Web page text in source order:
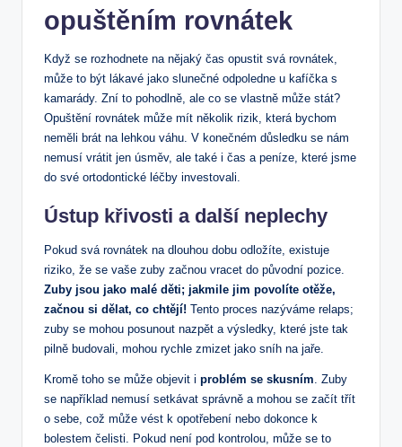
opuštěním rovnátek
Když se rozhodnete na nějaký čas opustit svá rovnátek,
může to být lákavé jako slunečné odpoledne u kafíčka s
kamarády. Zní to pohodlně, ale co se vlastně může stát?
Opuštění rovnátek může mít několik rizik, která bychom
neměli brát na lehkou váhu. V konečném důsledku se nám
nemusí vrátit jen úsměv, ale také i čas a peníze, které jsme
do své ortodontické léčby investovali.
Ústup křivosti a další neplechy
Pokud svá rovnátek na dlouhou dobu odložíte, existuje
riziko, že se vaše zuby začnou vracet do původní pozice.
Zuby jsou jako malé děti; jakmile jim povolíte otěže,
začnou si dělat, co chtějí! Tento proces nazýváme relaps;
zuby se mohou posunout nazpět a výsledky, které jste tak
pilně budovali, mohou rychle zmizet jako sníh na jaře.
Kromě toho se může objevit i problém se skusním . Zuby
se například nemusí setkávat správně a mohou se začít třít
o sebe, což může vést k opotřebení nebo dokonce k
bolestem čelisti. Pokud není pod kontrolou, může se to